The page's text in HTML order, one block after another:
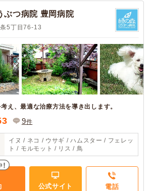
ぶつ病院 豊岡病院
5丁目76-13
え、最適な治療方法を導き出します。
9件
イヌ / ネコ / ウサギ / ハムスター / フェレッ
ト / モルモット / リス / 鳥
公式サイト 電話